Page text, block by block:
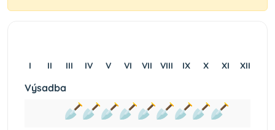
I II III IV V VI VII VIII IX X XI XII
Výsadba